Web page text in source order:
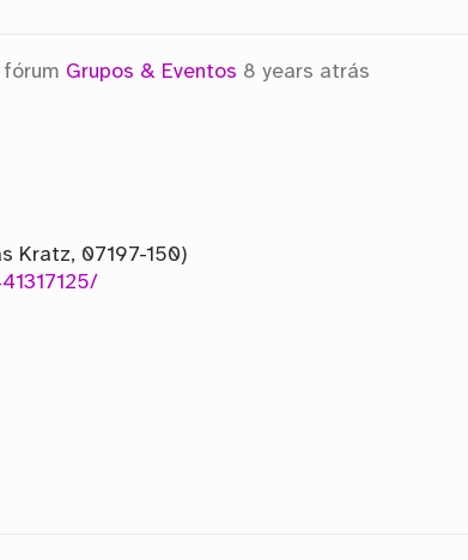
fórum Grupos & Eventos 8 years atrás
Kratz, 07197-150)